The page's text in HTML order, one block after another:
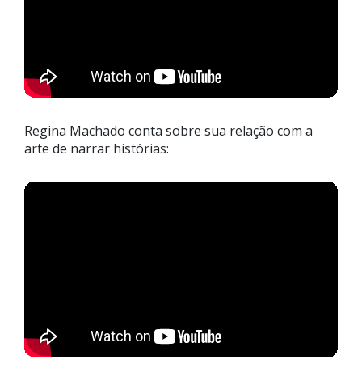
Regina Machado conta sobre sua relação com a
arte de narrar histórias: